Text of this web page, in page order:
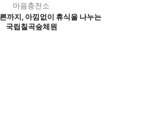
마음충전소
까지, 아낌없이 휴식을 나누는
국립칠곡숲체원